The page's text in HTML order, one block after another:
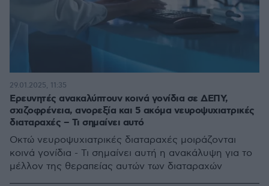
Ερευνητές ανακαλύπτουν κοινά γονίδια σε ΔΕΠΥ,
σχιζοφρένεια, ανορεξία και 5 ακόμα νευροψυχιατρικές
διαταραχές – Τι σημαίνει αυτό
Οκτώ νευροψυχιατρικές διαταραχές μοιράζονται
κοινά γονίδια - Τι σημαίνει αυτή η ανακάλυψη για το
μέλλον της θεραπείας αυτών των διαταραχών
29.01.2025, 11:35